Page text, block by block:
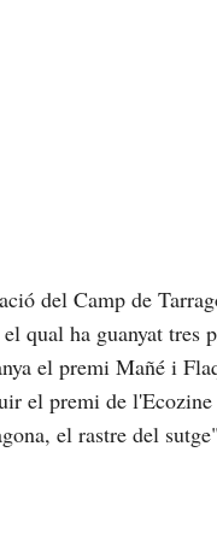
del Camp de
qual ha guanyat tres
el premi Mañé i
el premi de
el rastre del